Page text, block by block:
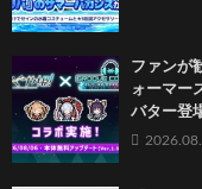
ファンが
ォーマー
バター登